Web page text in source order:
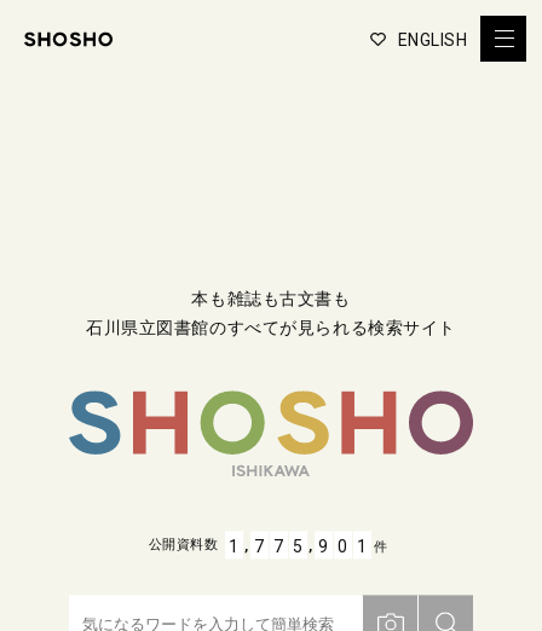
ENGLISH
本も雑誌も古文書も
石川県立図書館のすべてが見られる検索サイト
公開資料数 1 , 7 7 5 , 9 0 1 件